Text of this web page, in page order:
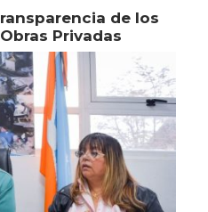
de los
Privadas